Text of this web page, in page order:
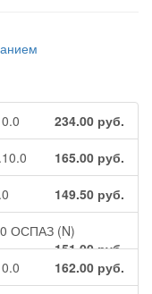
234.00 руб.
165.00 руб.
149.50 руб.
ОСПАЗ (N)
151.00руб.
162.00 руб.